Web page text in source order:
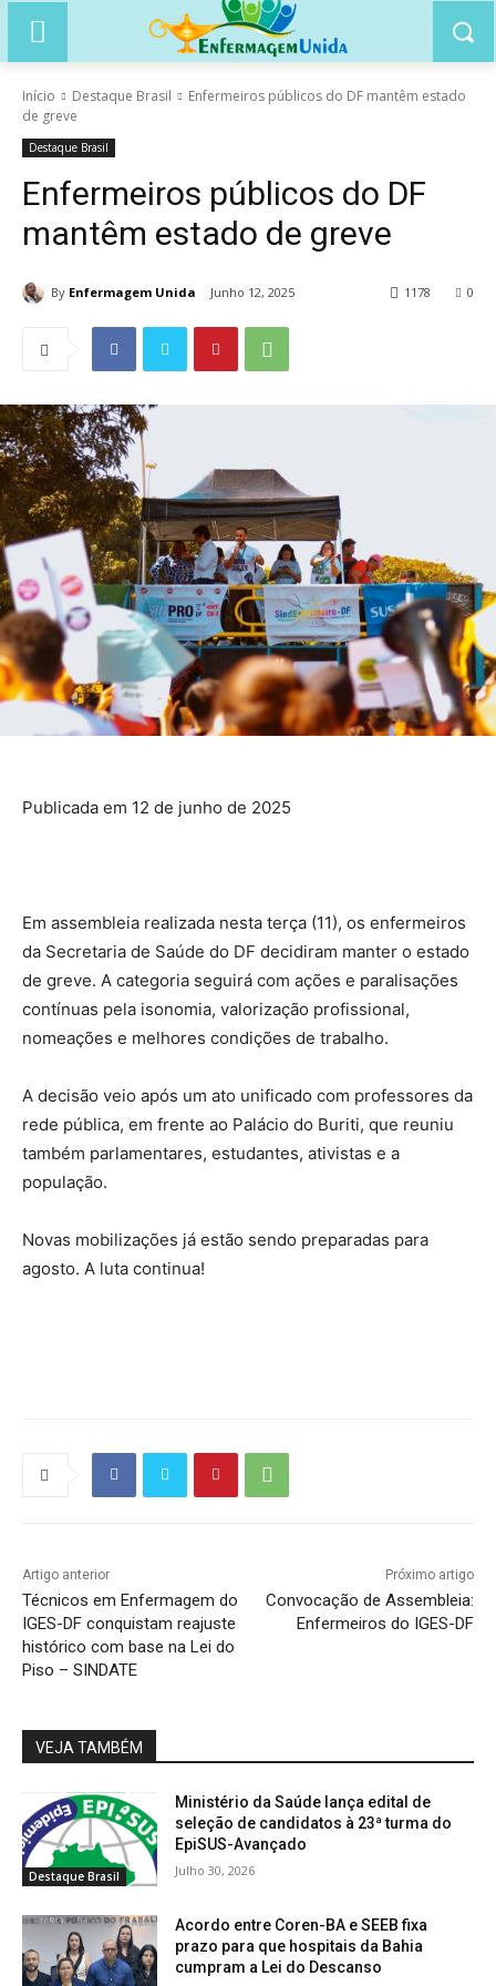
Início Destaque Brasil
Enfermeiros públicos do DF mantêm estado
de greve
Destaque Brasil
Enfermeiros públicos do DF
mantêm estado de greve
By Enfermagem Unida Junho 12, 2025 0
1178
Publicada em 12 de junho de 2025
Em assembleia realizada nesta terça (11), os enfermeiros
da Secretaria de Saúde do DF decidiram manter o estado
de greve. A categoria seguirá com ações e paralisações
contínuas pela isonomia, valorização profissional,
nomeações e melhores condições de trabalho.
A decisão veio após um ato unificado com professores da
rede pública, em frente ao Palácio do Buriti, que reuniu
também parlamentares, estudantes, ativistas e a
população.
Novas mobilizações já estão sendo preparadas para
agosto. A luta continua!
Artigo anterior
Técnicos em Enfermagem do
IGES-DF conquistam reajuste
histórico com base na Lei do
Piso – SINDATE
Próximo artigo
Convocação de Assembleia:
Enfermeiros do IGES-DF
VEJA TAMBÉM
Destaque Brasil
Ministério da Saúde lança edital de
seleção de candidatos à 23ª turma do
EpiSUS-Avançado
Julho 30, 2026
Acordo entre Coren-BA e SEEB fixa
prazo para que hospitais da Bahia
cumpram a Lei do Descanso